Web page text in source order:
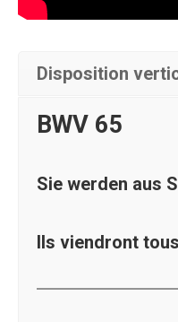
Disposition
BWV 65
Sie werden aus
Ils viendront